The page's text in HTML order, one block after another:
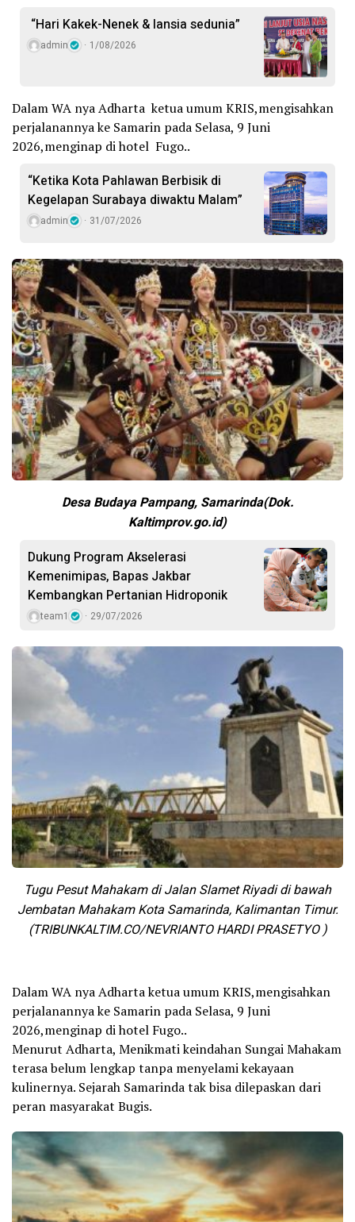
“Hari Kakek-Nenek & lansia sedunia”
admin 1/08/2026
Dalam WA nya Adharta ketua umum KRIS,mengisahkan
perjalanannya ke Samarin pada Selasa, 9 Juni
2026,menginap di hotel Fugo..
“Ketika Kota Pahlawan Berbisik di
Kegelapan Surabaya diwaktu Malam”
admin 31/07/2026
Desa Budaya Pampang, Samarinda(Dok.
Kaltimprov.go.id)
Dukung Program Akselerasi
Kemenimipas, Bapas Jakbar
Kembangkan Pertanian Hidroponik
team1 29/07/2026
Tugu Pesut Mahakam di Jalan Slamet Riyadi di bawah
Jembatan Mahakam Kota Samarinda, Kalimantan Timur.
(TRIBUNKALTIM.CO/NEVRIANTO HARDI PRASETYO )
Dalam WA nya Adharta ketua umum KRIS,mengisahkan
perjalanannya ke Samarin pada Selasa, 9 Juni
2026,menginap di hotel Fugo..
Menurut Adharta, Menikmati keindahan Sungai Mahakam
terasa belum lengkap tanpa menyelami kekayaan
kulinernya. Sejarah Samarinda tak bisa dilepaskan dari
peran masyarakat Bugis.